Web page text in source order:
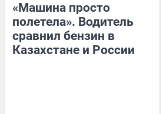
«Машина просто
полетела». Водитель
сравнил бензин в
Казахстане и России